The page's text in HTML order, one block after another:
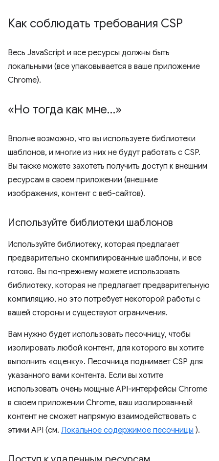
Как соблюдать требования CSP
Весь JavaScript и все ресурсы должны быть
локальными (все упаковывается в ваше приложение
Chrome).
«Но тогда как мне…»
Вполне возможно, что вы используете библиотеки
шаблонов, и многие из них не будут работать с CSP.
Вы также можете захотеть получить доступ к внешним
ресурсам в своем приложении (внешние
изображения, контент с веб-сайтов).
Используйте библиотеки шаблонов
Используйте библиотеку, которая предлагает
предварительно скомпилированные шаблоны, и все
готово. Вы по-прежнему можете использовать
библиотеку, которая не предлагает предварительную
компиляцию, но это потребует некоторой работы с
вашей стороны и существуют ограничения.
Вам нужно будет использовать песочницу, чтобы
изолировать любой контент, для которого вы хотите
выполнить «оценку». Песочница поднимает CSP для
указанного вами контента. Если вы хотите
использовать очень мощные API-интерфейсы Chrome
в своем приложении Chrome, ваш изолированный
контент не сможет напрямую взаимодействовать с
этими API (см. Локальное содержимое песочницы ).